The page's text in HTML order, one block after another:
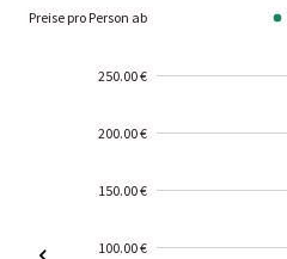
Preise pro Person ab
250.00 €
200.00 €
150.00 €
100.00 €